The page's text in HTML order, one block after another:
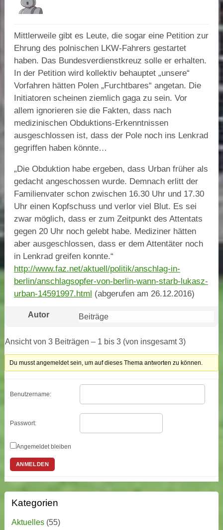
Mittlerweile gibt es Leute, die sogar eine Petition zur
Ehrung des polnischen LKW-Fahrers gestartet
haben. Das Bundesverdienstkreuz solle er erhalten.
In der Petition wird kollektiv behauptet „unsere“
Vorfahren hätten Polen „Furchtbares“ angetan. Die
Initiatoren scheinen ziemlich gaga zu sein. Vor
allem ignorieren sie die Fakten, dass nach
medizinischen Obduktions-Erkenntnissen
ausgeschlossen ist, dass der Pole noch ins Lenkrad
gegriffen haben könnte…
„Die Obduktion habe ergeben, dass Urban früher als
gedacht angeschossen wurde. Demnach erlitt der
Familienvater schon zwischen 16.30 Uhr und 17.30
Uhr einen Kopfschuss und verlor viel Blut. Es sei
zwar möglich, dass er zum Zeitpunkt des Attentats
gegen 20 Uhr noch gelebt habe. Mediziner hätten
aber ausgeschlossen, dass er dem Attentäter noch
in Lenkrad greifen konnte.“
http://www.faz.net/aktuell/politik/anschlag-in-
berlin/anschlagsopfer-von-berlin-wann-starb-lukasz-
urban-14591997.html (abgerufen am 26.12.2016)
Autor Beiträge
Ansicht von 3 Beiträgen – 1 bis 3 (von insgesamt 3)
Du musst angemeldet sein, um auf dieses Thema antworten zu können.
Benutzername:
Passwort:
Angemeldet bleiben
ANMELDEN
Kategorien
Aktuelles (55)